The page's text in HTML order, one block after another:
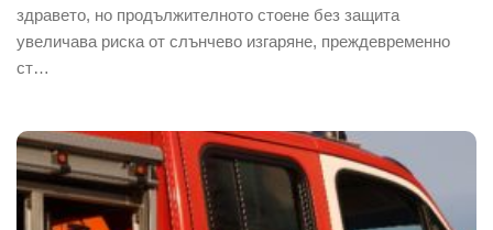
здравето, но продължителното стоене без защита
увеличава риска от слънчево изгаряне, преждевременно
ст…